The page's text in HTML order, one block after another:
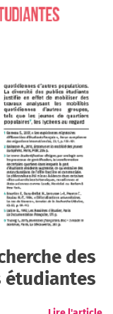
des